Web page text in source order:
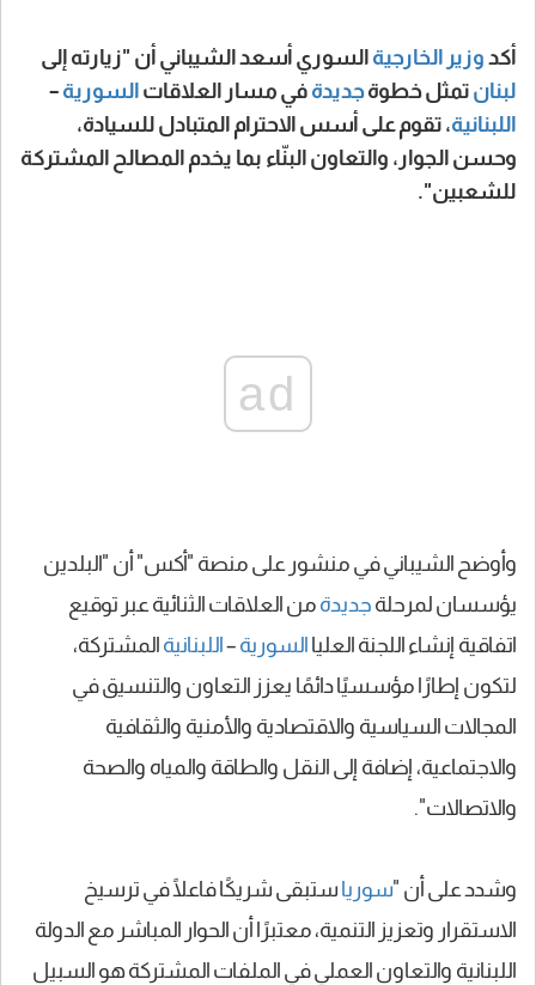
أكد وزير الخارجية السوري أسعد الشيباني أن "زيارته إلى
لبنان تمثل خطوةجديدة في مسار العلاقات السورية –
اللبنانية، تقوم على أسس الاحترام المتبادل للسيادة،
وحسن الجوار، والتعاون البنّاء بما يخدم المصالح المشتركة
للشعبين".
ad
وأوضح الشيباني في منشور على منصة "أكس" أن "البلدين
يؤسسان لمرحلة جديدة من العلاقات الثنائية عبر توقيع
اتفاقية إنشاء اللجنة العليا السورية –اللبنانية المشتركة،
لتكون إطارًا مؤسسيًا دائمًا يعزز التعاون والتنسيق في
المجالات السياسية والاقتصادية والأمنية والثقافية
والاجتماعية، إضافة إلى النقل والطاقة والمياه والصحة
والاتصالات".
وشدد على أن "سوريا ستبقى شريكًا فاعلًا في ترسيخ
الاستقرار وتعزيز التنمية، معتبرًا أن الحوار المباشر مع الدولة
اللبنانية والتعاون العملي في الملفات المشتركة هو السبيل